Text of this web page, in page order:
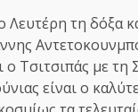
τη δόξα
ο Τσιτσιπάς με
είναι ο